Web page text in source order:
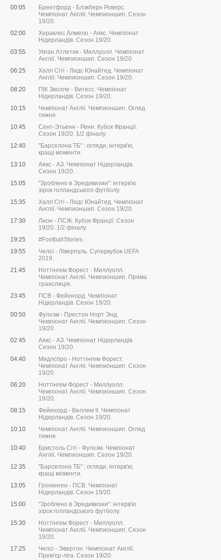
00:05
Брентфорд - Блэкберн Роверс.
Чемпіонат Англії. Чемпионшип. Сезон
19/20.
02:00
Хераклес Алмело - Аякс. Чемпіонат
Нідерландів. Сезон 19/20.
03:55
Уиган Атлетик - Миллуолл. Чемпіонат
Англії. Чемпионшип. Сезон 19/20.
06:25
Халл Сіті - Лидс Юнайтед. Чемпіонат
Англії. Чемпионшип. Сезон 19/20.
08:20
ПІК Зволле - Витесс. Чемпіонат
Нідерландів. Сезон 19/20.
10:15
Чемпіонат Англії. Чемпионшип. Огляд
тижня.
10:45
Сент-Этьенн - Ренн. Кубок Франції.
Сезон 19/20. 1/2 фіналу.
12:40
"Барселона ТБ" : огляди, інтерв'ю,
кращі моменти.
13:10
Аякс - АЗ. Чемпіонат Нідерландів.
Сезон 19/20.
15:05
"Зроблено в Эредивизии": інтерв'ю
зірок голландського футболу.
15:35
Халл Сіті - Лидс Юнайтед. Чемпіонат
Англії. Чемпионшип. Сезон 19/20.
17:30
Лион - ПСЖ. Кубок Франції. Сезон
19/20. 1/2 фіналу.
19:25
#FootballStories.
19:55
Челсі - Ліверпуль. Суперкубок UEFA
2019.
21:45
Ноттінгем Форест - Миллуолл.
Чемпіонат Англії. Чемпионшип. Пряма
трансляція.
23:45
ПСВ - Фейенорд. Чемпіонат
Нідерландів. Сезон 19/20.
00:50
Фулхэм - Престон Норт Энд.
Чемпіонат Англії. Чемпионшип. Сезон
19/20.
02:45
Аякс - АЗ. Чемпіонат Нідерландів.
Сезон 19/20.
04:40
Мидлсбро - Ноттінгем Форест.
Чемпіонат Англії. Чемпионшип. Сезон
19/20.
06:20
Ноттінгем Форест - Миллуолл.
Чемпіонат Англії. Чемпионшип. Сезон
19/20.
08:15
Фейенорд - Виллем II. Чемпіонат
Нідерландів. Сезон 19/20.
10:10
Чемпіонат Англії. Чемпионшип. Огляд
тижня.
10:40
Бристоль Сіті - Фулхэм. Чемпіонат
Англії. Чемпионшип. Сезон 19/20.
12:35
"Барселона ТБ" : огляди, інтерв'ю,
кращі моменти.
13:05
Гронинген - ПСВ. Чемпіонат
Нідерландів. Сезон 19/20.
15:00
"Зроблено в Эредивизии": інтерв'ю
зірок голландського футболу.
15:30
Ноттінгем Форест - Миллуолл.
Чемпіонат Англії. Чемпионшип. Сезон
19/20.
17:25
Челсі - Эвертон. Чемпіонат Англії.
Прем'єр-ліга. Сезон 19/20.